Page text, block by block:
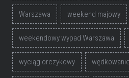
Warszawa weekend majowy
weekendowy wypad Warszawa
wyciąg orczykowy wędkowanie